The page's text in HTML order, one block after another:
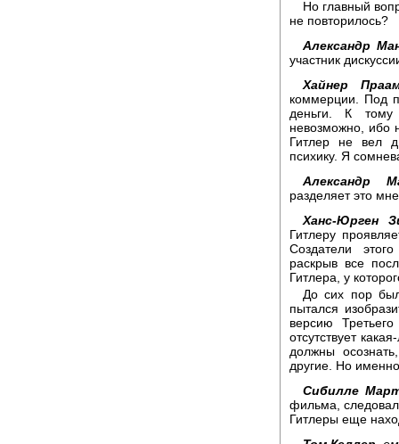
Но главный
не повторилось?
Александр
участник
Хайнер
коммерции. Под
деньги. К тому
невозможно, ибо
Гитлер не вел
психику. Я
Александр
разделяет это
Ханс-Юрген
Гитлеру
Создатели
раскрыв все
Гитлера, у
До сих пор
пытался
версию
отсутствует
должны
другие. Но
Сибилле
фильма,
Гитлеры еще